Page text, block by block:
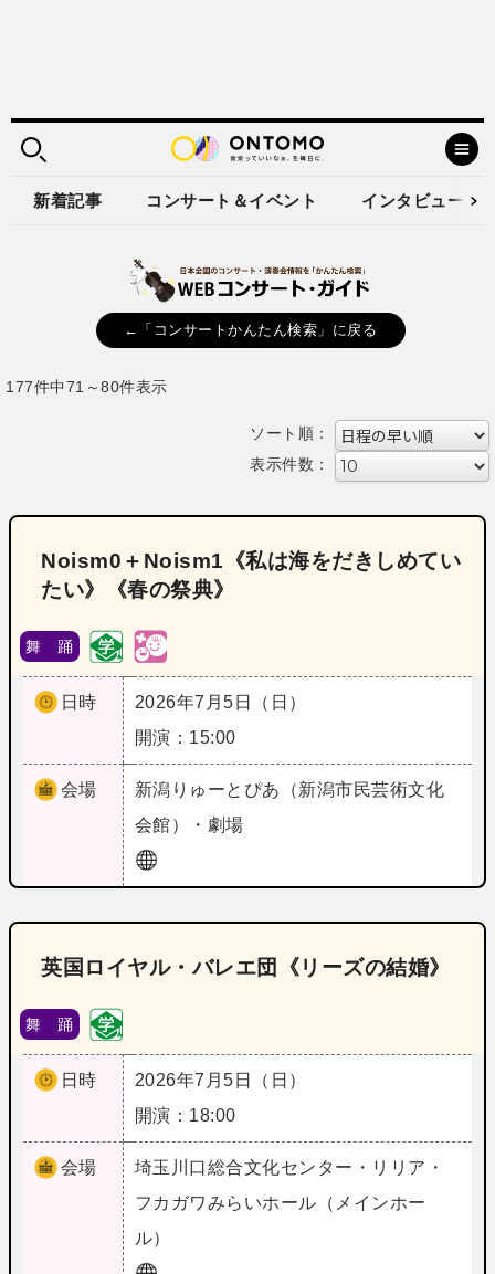
新着記事 コンサート＆イベント インタビュー
←「コンサートかんたん検索」に戻る
177件中71～80件表示
ソート順：
表示件数：
Noism0＋Noism1《私は海をだきしめてい
たい》《春の祭典》
舞 踊
日時
2026年7月5日（日）
開演：15:00
会場 新潟 りゅーとぴあ（新潟市民芸術文化
会館）・劇場
英国ロイヤル・バレエ団《リーズの結婚》
舞 踊
日時
2026年7月5日（日）
開演：18:00
会場 埼玉 川口総合文化センター・リリア・
フカガワみらいホール（メインホー
ル）